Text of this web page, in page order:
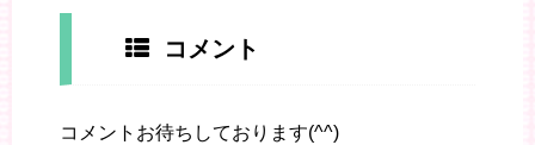
コメント
コメントお待ちしております(^^)